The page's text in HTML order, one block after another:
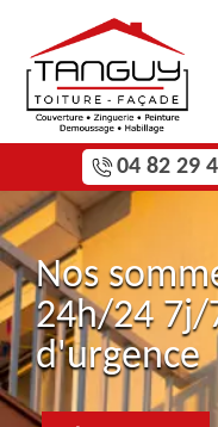
04 82 29
Nos
24h/24 7j/
d'urgence